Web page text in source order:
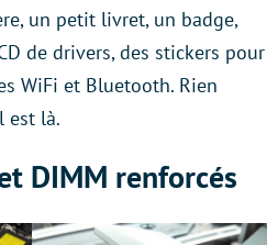
un petit livret, un badge,
de drivers, des stickers pour
WiFi et Bluetooth. Rien
est là.
DIMM renforcés